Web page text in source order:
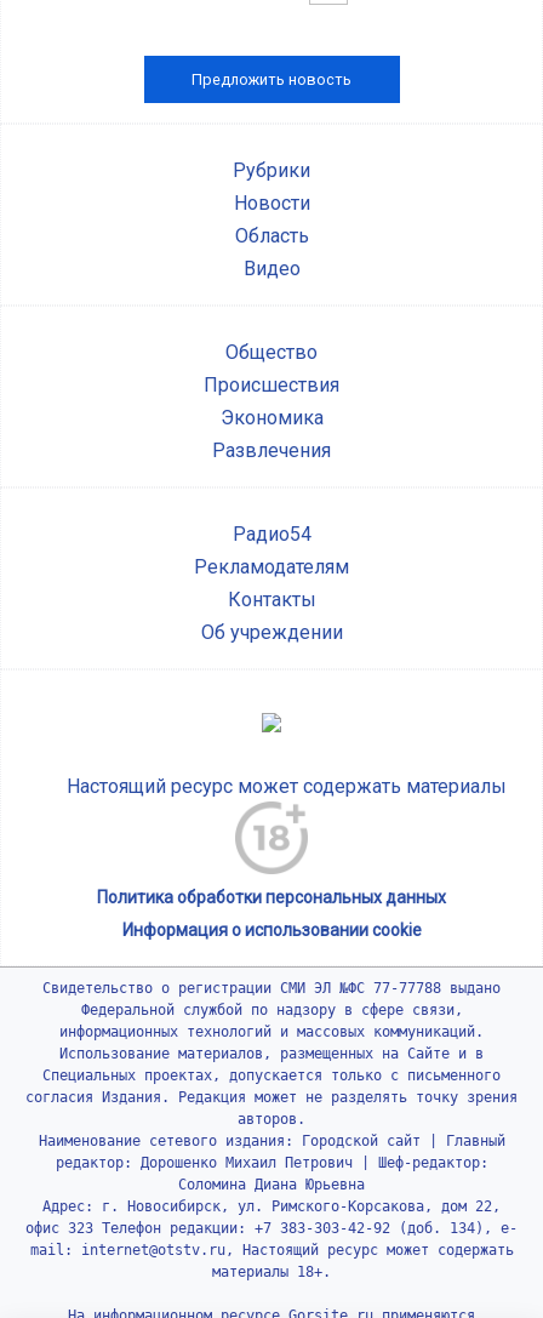
Предложить новость
Рубрики
Новости
Область
Видео
Общество
Происшествия
Экономика
Развлечения
Радио54
Рекламодателям
Контакты
Об учреждении
Настоящий ресурс может содержать материалы
Политика обработки персональных данных
Информация о использовании cookie
Свидетельство о регистрации СМИ ЭЛ №ФС 77-77788 выдано
Федеральной службой по надзору в сфере связи,
информационных технологий и массовых коммуникаций.
Использование материалов, размещенных на Сайте и в
Специальных проектах, допускается только с письменного
согласия Издания. Редакция может не разделять точку зрения
авторов.
Наименование сетевого издания: Городской сайт | Главный
редактор: Дорошенко Михаил Петрович | Шеф-редактор:
Соломина Диана Юрьевна
Адрес: г. Новосибирск, ул. Римского-Корсакова, дом 22,
офис 323 Телефон редакции: +7 383-303-42-92 (доб. 134), e-
mail: internet@otstv.ru, Настоящий ресурс может содержать
материалы 18+.